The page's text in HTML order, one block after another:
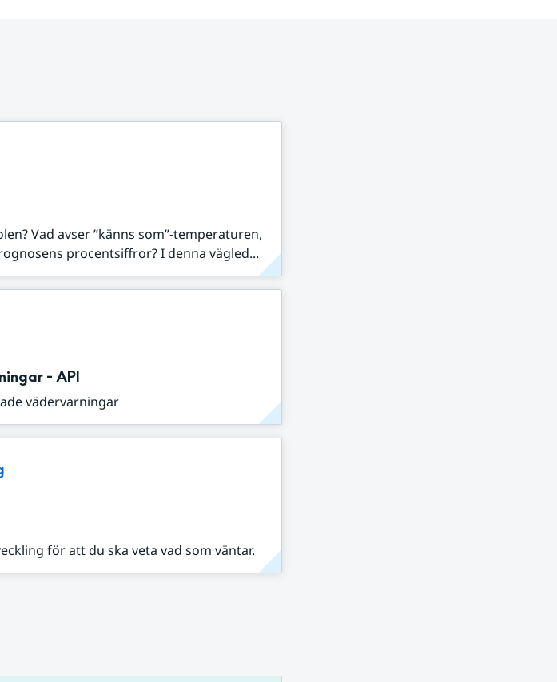
Vad avser ”känns som”-temperaturen,
procentsiffror? I denna vägled...
- API
vädervarningar
för att du ska veta vad som väntar.